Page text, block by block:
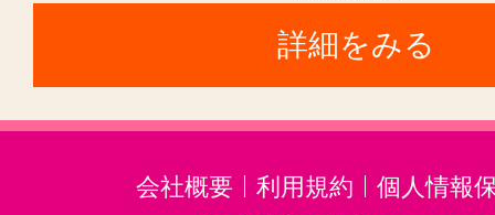
詳細をみる
会社概要 利用規約
個人情報